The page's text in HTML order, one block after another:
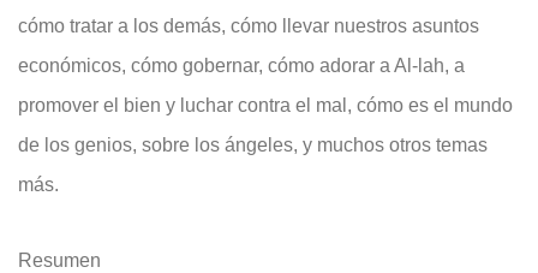
cómo tratar a los demás, cómo llevar nuestros asuntos
económicos, cómo gobernar, cómo adorar a Al-lah, a
promover el bien y luchar contra el mal, cómo es el mundo
de los genios, sobre los ángeles, y muchos otros temas
más.
Resumen